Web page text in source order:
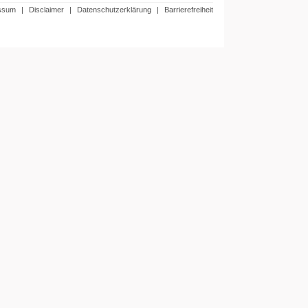
| Disclaimer | Datenschutzerklärung | Barrierefreiheit